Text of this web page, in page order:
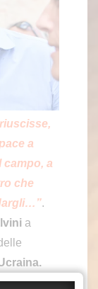
a
campo, a
che
.
a